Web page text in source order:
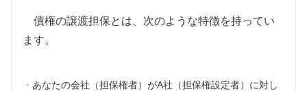
債権の譲渡担保とは、次のような特徴を持ってい
ます。
あなたの会社（担保権者）がA社（担保権設定者）に対し